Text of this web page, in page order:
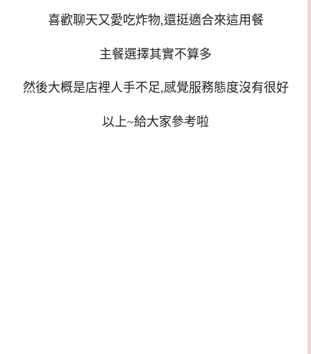
喜歡聊天又愛吃炸物,還挺適合來這用餐
主餐選擇其實不算多
然後大概是店裡人手不足,感覺服務態度沒有很好
以上~給大家參考啦